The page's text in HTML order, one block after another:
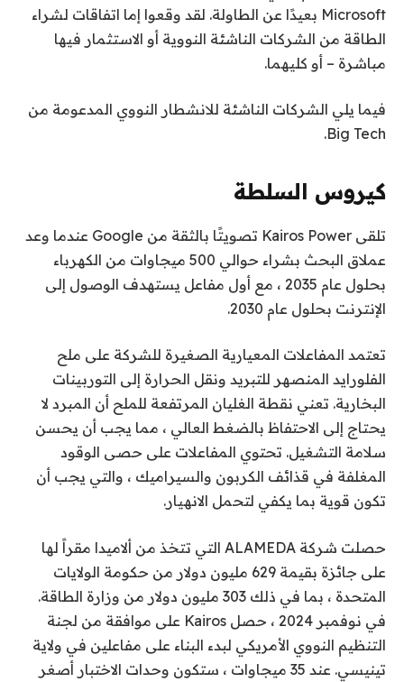
Microsoft بعيدًا عن الطاولة. لقد وقعوا إما اتفاقات لشراء
الطاقة من الشركات الناشئة النووية أو الاستثمار فيها
مباشرة – أو كليهما.
فيما يلي الشركات الناشئة للانشطار النووي المدعومة من
Big Tech.
كيروس السلطة
تلقى Kairos Power تصويتًا بالثقة من Google عندما وعد
عملاق البحث بشراء حوالي 500 ميجاوات من الكهرباء
بحلول عام 2035 ، مع أول مفاعل يستهدف الوصول إلى
الإنترنت بحلول عام 2030.
تعتمد المفاعلات المعيارية الصغيرة للشركة على ملح
الفلورايد المنصهر للتبريد ونقل الحرارة إلى التوربينات
البخارية. تعني نقطة الغليان المرتفعة للملح أن المبرد لا
يحتاج إلى الاحتفاظ بالضغط العالي ، مما يجب أن يحسن
سلامة التشغيل. تحتوي المفاعلات على حصى الوقود
المغلفة في قذائف الكربون والسيراميك ، والتي يجب أن
تكون قوية بما يكفي لتحمل الانهيار.
حصلت شركة ALAMEDA التي تتخذ من ألاميدا مقراً لها
على جائزة بقيمة 629 مليون دولار من حكومة الولايات
المتحدة ، بما في ذلك 303 مليون دولار من وزارة الطاقة.
في نوفمبر 2024 ، حصل Kairos على موافقة من لجنة
التنظيم النووي الأمريكي لبدء البناء على مفاعلين في ولاية
تينيسي. عند 35 ميجاوات ، ستكون وحدات الاختبار أصغر